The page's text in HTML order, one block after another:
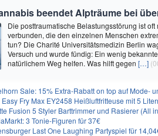
beendet Alpträume bei
Die posttraumatische Belastungsstörung ist
verbunden, die den einzelnen Menschen
tun? Die Charité Universitätsmedizin Berlin
Versuch und wurde fündig: Ein wenig
natürlichem Weg helfen. Was hilft gegen […]
Sale: 15% Extra-Rabatt on top auf Mode-
Easy Fry Max EY2458 Heißluftfritteuse mit 5
Fusion 5 Styler Barttrimmer und Rasierer (All
3 Tonie-Figuren für 37€
Last One Laughing Partyspiel für